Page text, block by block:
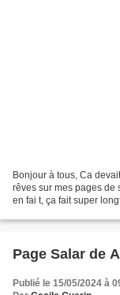
Bonjour à tous, Ca
rêves sur mes pages de
en fai t, ça fait super
Page Salar de
Publié le 15/05/2024 à